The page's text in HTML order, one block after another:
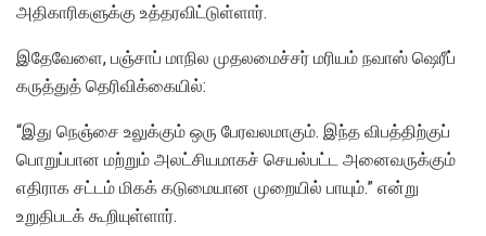
அதிகாரிகளுக்கு உத்தரவிட்டுள்ளார்.
இதேவேளை, பஞ்சாப் மாநில முதலமைச்சர் மரியம் நவாஸ் ஷெரீப்
கருத்துத் தெரிவிக்கையில்:
“இது நெஞ்சை உலுக்கும் ஒரு பேரவலமாகும். இந்த விபத்திற்குப்
பொறுப்பான மற்றும் அலட்சியமாகச் செயல்பட்ட அனைவருக்கும்
எதிராக சட்டம் மிகக் கடுமையான முறையில் பாயும்.” என்று
உறுதிபடக் கூறியுள்ளார்.